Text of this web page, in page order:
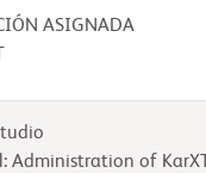
ASIGNADA
Administration of